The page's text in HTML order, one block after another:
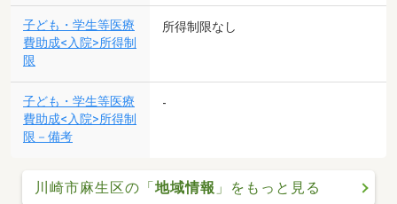
子ども・学生等医療
費助成<入院>所得制
限
所得制限なし
子ども・学生等医療
費助成<入院>所得制
限－備考
-
川崎市麻生区の「地域情報 」をもっと見る